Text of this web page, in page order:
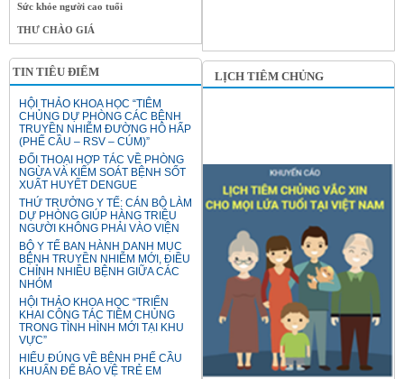
Sức khỏe người cao tuổi
THƯ CHÀO GIÁ
TIN TIÊU ĐIỂM
HỘI THẢO KHOA HỌC “TIÊM
CHỦNG DỰ PHÒNG CÁC BỆNH
TRUYỀN NHIỄM ĐƯỜNG HÔ HẤP
(PHẾ CẦU – RSV – CÚM)”
ĐỐI THOẠI HỢP TÁC VỀ PHÒNG
NGỪA VÀ KIỂM SOÁT BỆNH SỐT
XUẤT HUYẾT DENGUE
THỨ TRƯỞNG Y TẾ: CÁN BỘ LÀM
DỰ PHÒNG GIÚP HÀNG TRIỆU
NGƯỜI KHÔNG PHẢI VÀO VIỆN
BỘ Y TẾ BAN HÀNH DANH MỤC
BỆNH TRUYỀN NHIỄM MỚI, ĐIỀU
CHỈNH NHIỀU BỆNH GIỮA CÁC
NHÓM
HỘI THẢO KHOA HỌC “TRIỂN
KHAI CÔNG TÁC TIÊM CHỦNG
TRONG TÌNH HÌNH MỚI TẠI KHU
VỰC”
HIỂU ĐÚNG VỀ BỆNH PHẾ CẦU
KHUẨN ĐỂ BẢO VỆ TRẺ EM
LỊCH TIÊM CHỦNG